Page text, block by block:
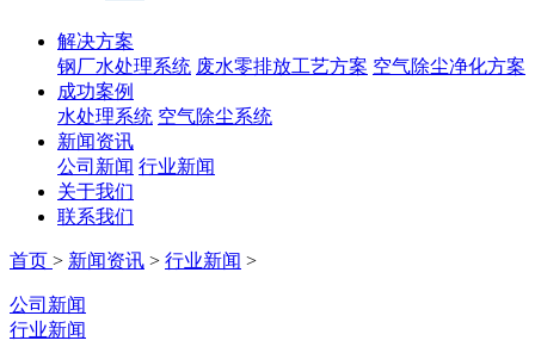
解决方案
钢厂水处理系统 废水零排放工艺方案 空气除尘净化方案
成功案例
水处理系统 空气除尘系统
新闻资讯
公司新闻 行业新闻
关于我们
联系我们
首页 > 新闻资讯 > 行业新闻 >
公司新闻
行业新闻